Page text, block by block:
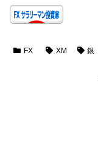
FX XM 銀